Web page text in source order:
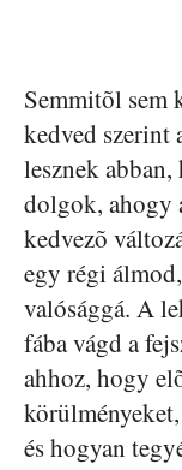
Semmitõl sem
kedved szerint
lesznek
dolgok, ahogy
kedvezõ
egy régi
valósággá. A
fába vágd a
ahhoz, hogy
és hogyan